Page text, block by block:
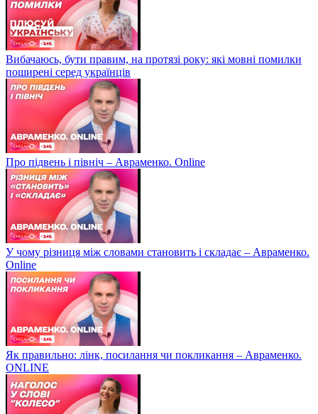
Вибачаюсь, бути правим, на протязі року: які мовні помилки
поширені серед українців
Про підвень і північ – Авраменко. Online
У чому різниця між словами становить і складає – Авраменко.
Online
Як правильно: лінк, посилання чи покликання – Авраменко.
ONLINE